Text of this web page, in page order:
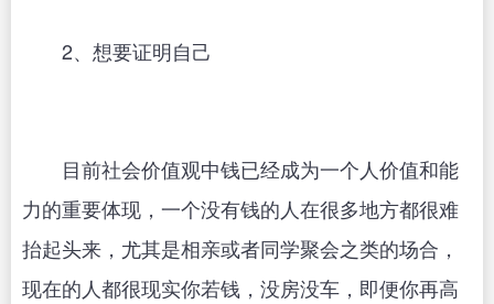
2、想要证明自己
目前社会价值观中钱已经成为一个人价值和能
力的重要体现，一个没有钱的人在很多地方都很难
抬起头来，尤其是相亲或者同学聚会之类的场合，
现在的人都很现实你若钱，没房没车，即便你再高